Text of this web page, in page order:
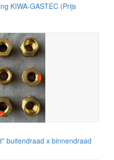
KIWA-GASTEC (Prijs
buitendraad x binnendraad